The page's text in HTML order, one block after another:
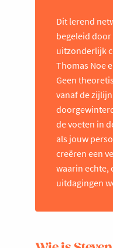
Dit lerend
begeleid
uitzonderlijk
Thomas Noe
Geen
vanaf de
de voeten in
als jouw
creëren een
waarin echte,
uitdagingen